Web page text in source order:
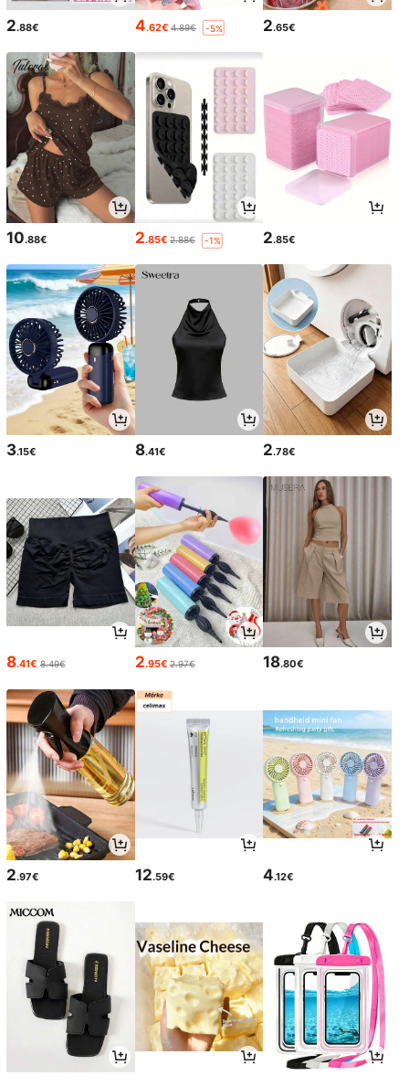
2.88€ 4.62€ 4.89€ -5% 2.65€
10.88€ 2.85€ 2.88€ -1% 2.85€
3.15€ 8.41€ 2.78€
8.41€ 8.49€ 2.95€ 2.97€ 18.80€
2.97€ 12.59€ 4.12€